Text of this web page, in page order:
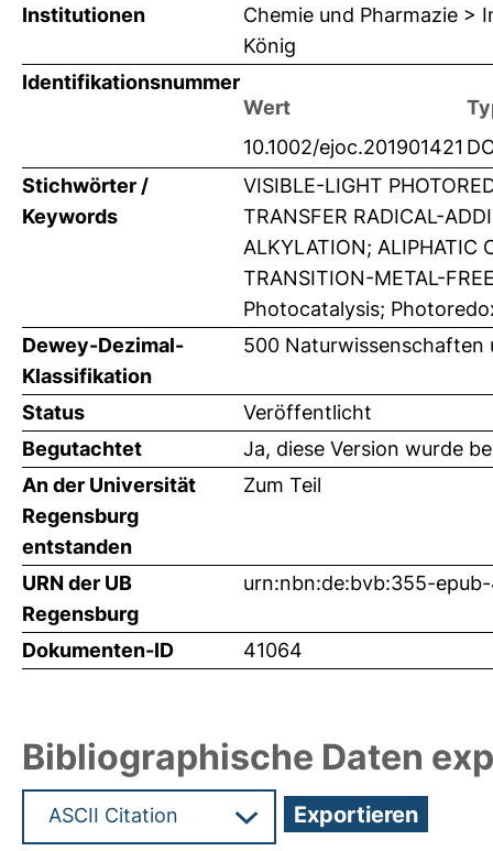
Institutionen
Chemie und Pharmazie >
König
Identifikationsnummer
Wert
10.1002/ejoc.201901421
Stichwörter /
Keywords
VISIBLE-LIGHT
TRANSFER RADICAL-
ALKYLATION; ALIPHATIC
TRANSITION-METAL-
Photocatalysis;
Dewey-Dezimal-
Klassifikation
500 Naturwissenschaften
Status
Veröffentlicht
Begutachtet
Ja, diese Version wurde
An der Universität
Regensburg
entstanden
Zum Teil
URN der UB
Regensburg
urn:nbn:de:bvb:355-
Dokumenten-ID 41064
Bibliographische Daten